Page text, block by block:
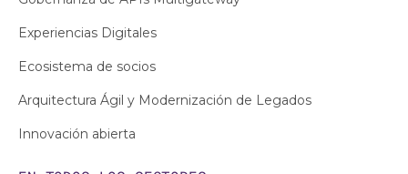
Experiencias Digitales
Ecosistema de socios
Arquitectura Ágil y Modernización de Legados
Innovación abierta